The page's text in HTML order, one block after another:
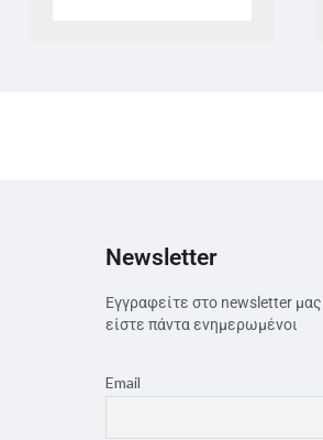
Newsletter
Εγγραφείτε στο newsletter μας
είστε πάντα ενημερωμένοι
Email